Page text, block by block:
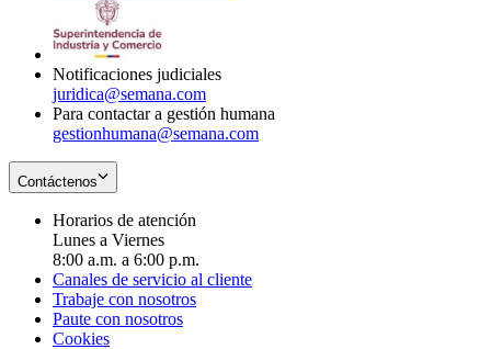
Notificaciones judiciales
juridica@semana.com
Para contactar a gestión humana
gestionhumana@semana.com
Contáctenos
Horarios de atención
Lunes a Viernes
8:00 a.m. a 6:00 p.m.
Canales de servicio al cliente
Trabaje con nosotros
Paute con nosotros
Cookies